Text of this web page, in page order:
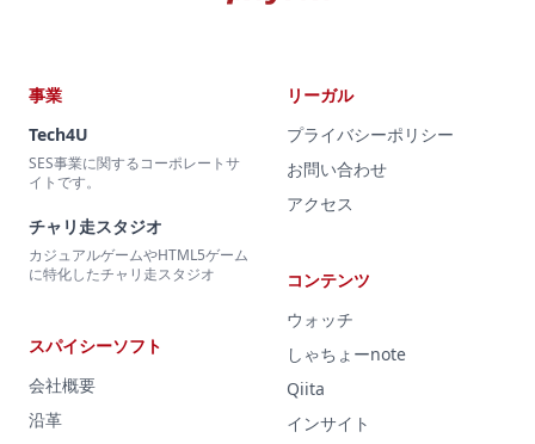
事業
Tech4U
SES事業に関するコーポレートサ
イトです。
チャリ走スタジオ
カジュアルゲームやHTML5ゲーム
に特化したチャリ走スタジオ
スパイシーソフト
会社概要
沿革
リーガル
プライバシーポリシー
お問い合わせ
アクセス
コンテンツ
ウォッチ
しゃちょーnote
Qiita
インサイト